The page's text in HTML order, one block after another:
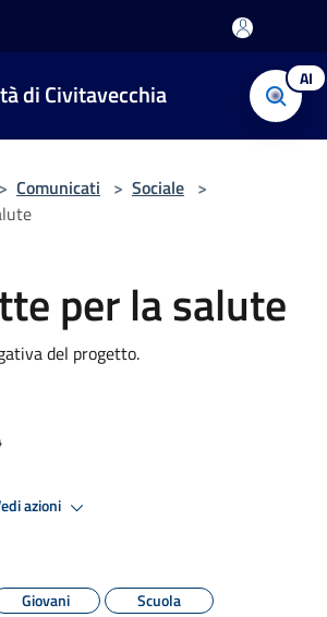
di Civitavecchia AI
> Comunicati > Sociale >
per la salute
del progetto.
azioni
Giovani
Scuola